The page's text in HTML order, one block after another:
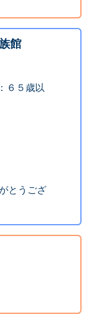
館
６５歳以
とうござ